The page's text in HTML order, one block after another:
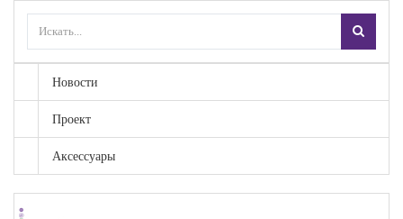
Новости
Проект
Аксессуары